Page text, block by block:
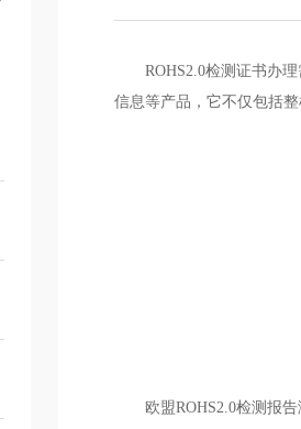
ROHS2.0检测证书办
信息等产品，它不仅包括
欧盟ROHS2.0检测报